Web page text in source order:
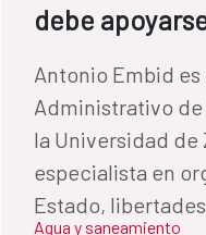
debe
Antonio Embid
Administrativo
la Universidad de
especialista en
Estado,
Agua y saneamiento